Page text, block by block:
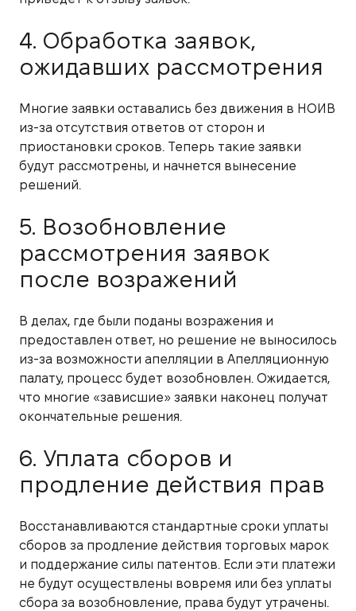
4. Обработка заявок,
ожидавших рассмотрения
Многие заявки оставались без движения в НОИВ
из-за отсутствия ответов от сторон и
приостановки сроков. Теперь такие заявки
будут рассмотрены, и начнется вынесение
решений.
5. Возобновление
рассмотрения заявок
после возражений
В делах, где были поданы возражения и
предоставлен ответ, но решение не выносилось
из-за возможности апелляции в Апелляционную
палату, процесс будет возобновлен. Ожидается,
что многие «зависшие» заявки наконец получат
окончательные решения.
6. Уплата сборов и
продление действия прав
Восстанавливаются стандартные сроки уплаты
сборов за продление действия торговых марок
и поддержание силы патентов. Если эти платежи
не будут осуществлены вовремя или без уплаты
сбора за возобновление, права будут утрачены.